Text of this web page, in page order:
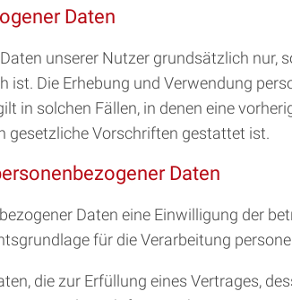
Daten
unserer Nutzer grundsätzlich
ist. Die Erhebung und Verwendung
in solchen Fällen, in denen eine
gesetzliche Vorschriften gestattet ist.
Daten
Daten eine Einwilligung der
für die Verarbeitung
die zur Erfüllung eines Vertrages,